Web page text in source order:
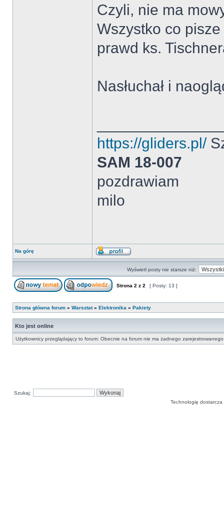
Czyli, nie ma
Wszystko co
prawd ks.
Nasłuchał i
https://gliders.pl/
SAM 18-007
pozdrawiam
milo
Na górę
Wyświetl posty nie starsze niż:
Strona 2 z 2 [ Posty: 13 ]
Strona główna forum » Warsztat» Elektronika » Pakiety
Kto jest online
Użytkownicy przeglądający to forum: Obecnie na forum nie ma żadnego
Szukaj:
Technologię dostarcza